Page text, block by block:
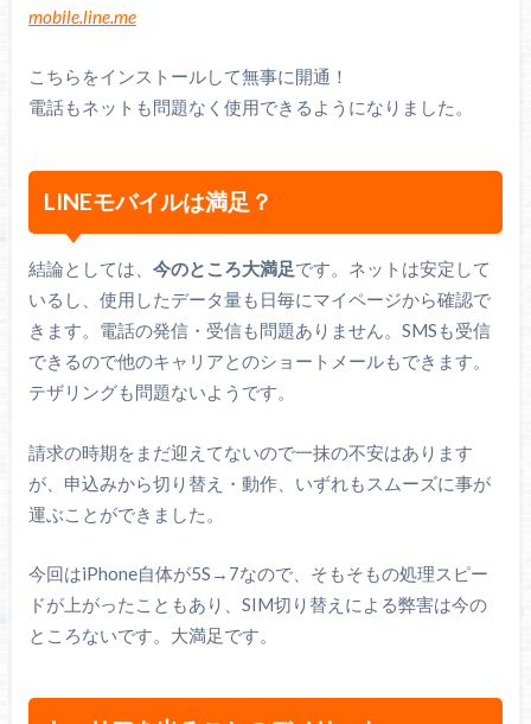
mobile.line.me
こちらをインストールして無事に開通！
電話もネットも問題なく使用できるようになりました。
LINEモバイルは満足？
結論としては、 今のところ大満足です。ネットは安定して
いるし、使用したデータ量も日毎にマイページから確認で
きます。電話の発信・受信も問題ありません。SMSも受信
できるので他のキャリアとのショートメールもできます。
テザリングも問題ないようです。
請求の時期をまだ迎えてないので一抹の不安はあります
が、申込みから切り替え・動作、いずれもスムーズに事が
運ぶことができました。
今回はiPhone自体が5S→7なので、そもそもの処理スピー
ドが上がったこともあり、SIM切り替えによる弊害は今の
ところないです。大満足です。